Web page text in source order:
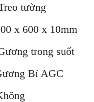
tường
x 10mm
suốt
Bỉ AGC